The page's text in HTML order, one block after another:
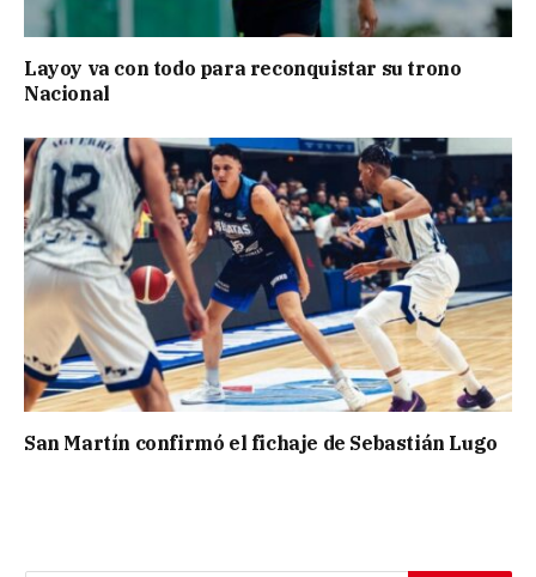
Layoy va con todo para reconquistar su trono
Nacional
San Martín confirmó el fichaje de Sebastián Lugo